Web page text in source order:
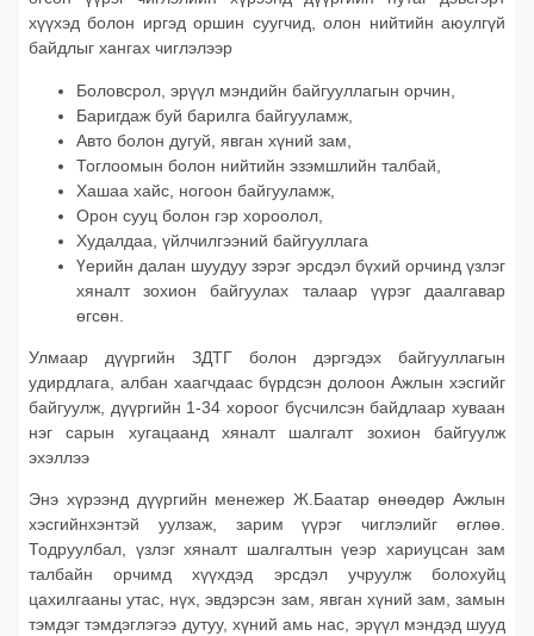
хүүхэд болон иргэд оршин суугчид, олон нийтийн аюулгүй
байдлыг хангах чиглэлээр
Боловсрол, эрүүл мэндийн байгууллагын орчин,
Баригдаж буй барилга байгууламж,
Авто болон дугуй, явган хүний зам,
Тоглоомын болон нийтийн эзэмшлийн талбай,
Хашаа хайс, ногоон байгууламж,
Орон сууц болон гэр хороолол,
Худалдаа, үйлчилгээний байгууллага
Үерийн далан шуудуу зэрэг эрсдэл бүхий орчинд үзлэг
хяналт зохион байгуулах талаар үүрэг даалгавар
өгсөн.
Улмаар дүүргийн ЗДТГ болон дэргэдэх байгууллагын
удирдлага, албан хаагчдаас бүрдсэн долоон Ажлын хэсгийг
байгуулж, дүүргийн 1-34 хороог бүсчилсэн байдлаар хуваан
нэг сарын хугацаанд хяналт шалгалт зохион байгуулж
эхэллээ
Энэ хүрээнд дүүргийн менежер Ж.Баатар өнөөдөр Ажлын
хэсгийнхэнтэй уулзаж, зарим үүрэг чиглэлийг өглөө.
Тодруулбал, үзлэг хяналт шалгалтын үеэр хариуцсан зам
талбайн орчимд хүүхдэд эрсдэл учруулж болохуйц
цахилгааны утас, нүх, эвдэрсэн зам, явган хүний зам, замын
тэмдэг тэмдэглэгээ дутуу, хүний амь нас, эрүүл мэндэд шууд